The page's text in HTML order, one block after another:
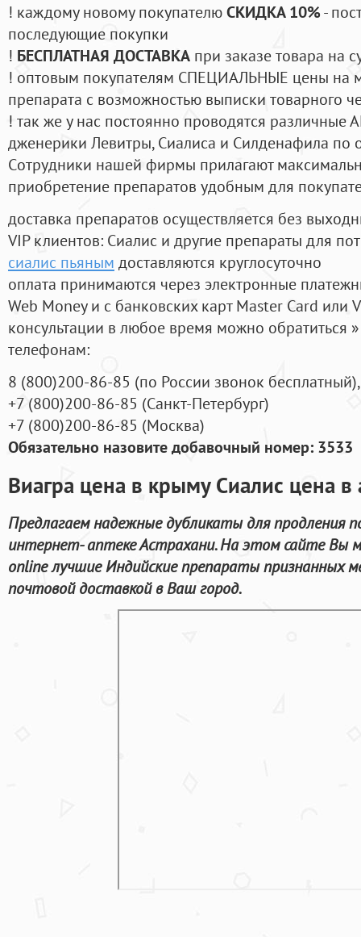
! каждому новому покупателюСКИДКА 10%-
последующие покупки
! БЕСПЛАТНАЯ ДОСТАВКА при заказе товара на
! оптовым покупателям СПЕЦИАЛЬНЫЕ цены на
препарата с возможностью выписки товарного
! так же у нас постоянно проводятся
дженерики Левитры, Сиалиса и Силденафила по
Cотрудники нашей фирмы прилагают
приобретение препаратов удобным для
доставка препаратов осуществляется без
VIP клиентов: Сиалис и другие препараты для
сиалис пьяным доставляются круглосуточно
оплата принимаются через электронные
Web Money и с банковских карт Master Card или
консультации в любое время можно обратиться
телефонам:
8 (800)200-86-85 (по России звонок бесплатный),
+7 (800)200-86-85 (Санкт-Петербург)
+7 (800)200-86-85 (Москва)
Обязательно назовите добавочный номер: 3533
Виагра цена в крыму Сиалис цена в
Предлагаем надежные дубликаты для продления
интернет- аптеке Астрахани. На этом сайте Вы
online лучшие Индийские препараты признанных
почтовой доставкой в Ваш город.